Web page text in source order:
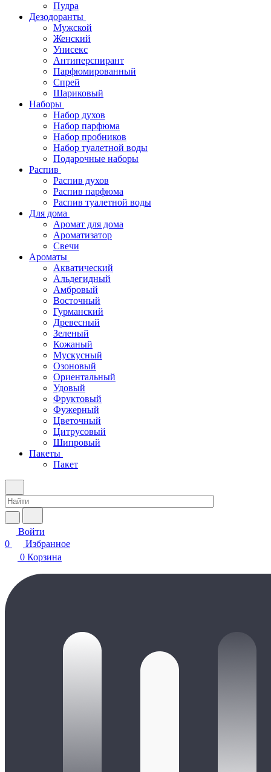
Пудра
Дезодоранты
Мужской
Женский
Унисекс
Антиперспирант
Парфюмированный
Спрей
Шариковый
Наборы
Набор духов
Набор парфюма
Набор пробников
Набор туалетной воды
Подарочные наборы
Распив
Распив духов
Распив парфюма
Распив туалетной воды
Для дома
Аромат для дома
Ароматизатор
Свечи
Ароматы
Акватический
Альдегидный
Амбровый
Восточный
Гурманский
Древесный
Зеленый
Кожаный
Мускусный
Озоновый
Ориентальный
Удовый
Фруктовый
Фужерный
Цветочный
Цитрусовый
Шипровый
Пакеты
Пакет
Войти
0
Избранное
0 Корзина